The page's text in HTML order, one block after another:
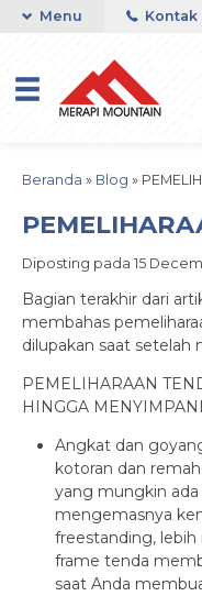
Menu Kontak
Beranda » Blog »
Diposting pada 15
Bagian terakhir dari
membahas
dilupakan saat setelah
PEMELIHARAAN
HINGGA
Angkat dan
kotoran dan
yang mungkin
mengemasnya
freestanding,
frame tenda
saat Anda